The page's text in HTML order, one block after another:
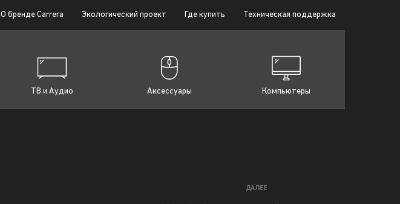
О бренде Carrera Экологический проект Где купить Техническая поддержка
ТВ и Аудио Аксессуары Компьютеры
ДАЛЕЕ